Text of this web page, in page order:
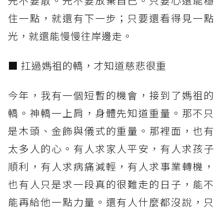
住一點，就還有下一步；只要還看得見一點
光，就還能慢慢往岸邊走。
■ 扛過媽祖的轎，才知道慈悲很重
今年，我有一個短暫的機會，接到了媽祖的
轎。神轎一上肩，身體先知道重量。那不只
是木頭、金飾與儀式的重量。那裡面，也有
太多人的心。有人求家人平安，有人求孩子
順利，有人求病痛減輕，有人求事業轉機，
也有人只是求一段真的很難走的日子，能不
能再給他一點力量。還有人什麼都沒說，只